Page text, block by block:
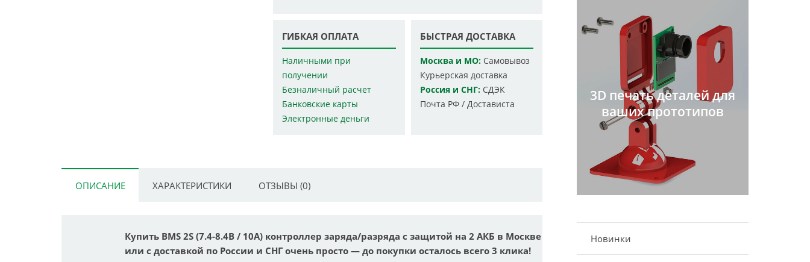
ГИБКАЯ ОПЛАТА
Наличными при
получении
Безналичный расчет
Банковские карты
Электронные деньги
БЫСТРАЯ ДОСТАВКА
Москва и МО:Самовывоз
Курьерская доставка
Россия и СНГ:СДЭК
Почта РФ / Достависта
ОПИСАНИЕ ХАРАКТЕРИСТИКИ ОТЗЫВЫ (0)
Купить BMS 2S (7.4-8.4В / 10А) контроллер заряда/разряда с защитой на 2 АКБ в Москве
или с доставкой по России и СНГ очень просто — до покупки осталось всего 3 клика!
3D печать деталей для
ваших прототипов
Новинки